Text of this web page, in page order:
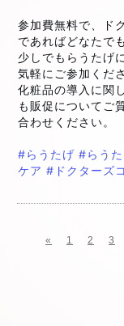
参加費無料で、ド
であればどなたで
少しでもらうたげ
気軽にご参加くだ
化粧品の導入に関
も販促についてご
合わせください。
#らうたげ #らう
ケア #ドクターズ
« 1 2 3